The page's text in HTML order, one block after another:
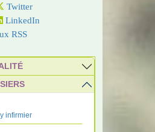
Twitter
LinkedIn
RSS
infirmier